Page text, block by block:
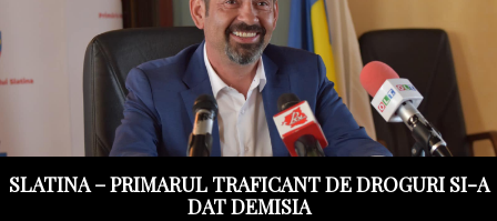
SLATINA – PRIMARUL TRAFICANT DE DROGURI SI-A
DAT DEMISIA